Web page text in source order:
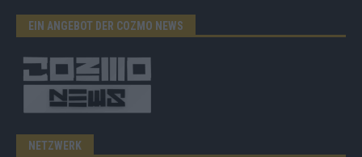
EIN ANGEBOT DER COZMO NEWS
NETZWERK